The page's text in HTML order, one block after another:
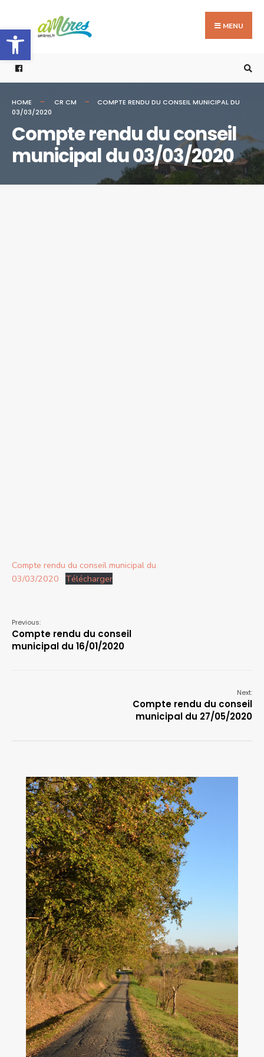
Ouvrir la barre d’outils
to
content
MENU
HOME CR CM
COMPTE RENDU DU CONSEIL MUNICIPAL DU
03/03/2020
Compte rendu du conseil
municipal du 03/03/2020
Compte rendu du conseil municipal du
03/03/2020
Télécharger
Previous:
Compte rendu du conseil
municipal du 16/01/2020
Next:
Compte rendu du conseil
municipal du 27/05/2020
for: